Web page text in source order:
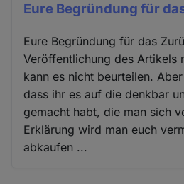
Eure Begründung für
Eure Begründung für das
Veröffentlichung des Artikels
kann es nicht beurteilen.
dass ihr es auf die denkbar
gemacht habt, die man sich
Erklärung wird man euch
abkaufen ...